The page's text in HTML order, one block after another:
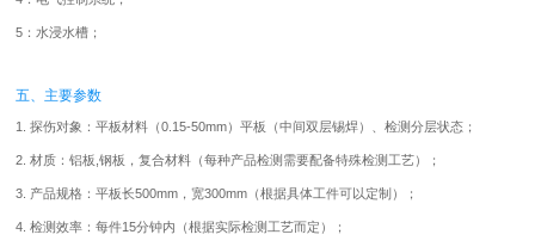
5：水浸水槽；
五、主要参数
1. 探伤对象：平板材料（0.15-50mm）平板（中间双层锡焊）、检测分层状态；
2. 材质：铝板,钢板，复合材料（每种产品检测需要配备特殊检测工艺）；
3. 产品规格：平板长500mm，宽300mm（根据具体工件可以定制）；
4. 检测效率：每件15分钟内（根据实际检测工艺而定）；